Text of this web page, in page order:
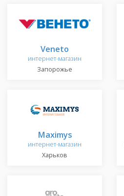
Veneto
интернет-магазин
Запорожье
Maximys
интернет-магазин
Харьков